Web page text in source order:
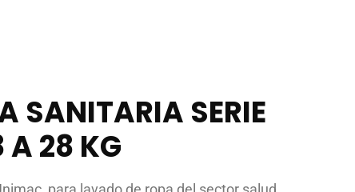
SANITARIA SERIE
A 28 KG